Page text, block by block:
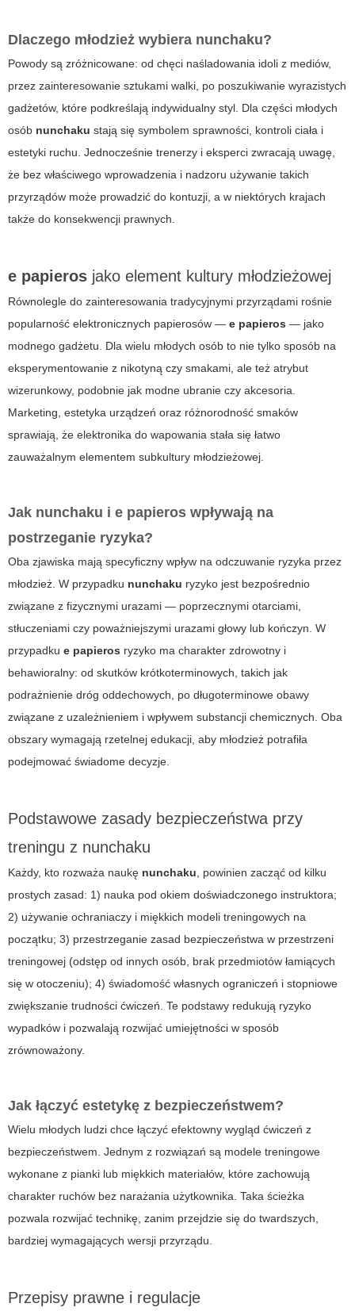
Dlaczego młodzież wybiera nunchaku?
Powody są zróżnicowane: od chęci naśladowania idoli z mediów,
przez zainteresowanie sztukami walki, po poszukiwanie wyrazistych
gadżetów, które podkreślają indywidualny styl. Dla części młodych
osób nunchaku stają się symbolem sprawności, kontroli ciała i
estetyki ruchu. Jednocześnie trenerzy i eksperci zwracają uwagę,
że bez właściwego wprowadzenia i nadzoru używanie takich
przyrządów może prowadzić do kontuzji, a w niektórych krajach
także do konsekwencji prawnych.
e papieros jako element kultury młodzieżowej
Równolegle do zainteresowania tradycyjnymi przyrządami rośnie
popularność elektronicznych papierosów — e papieros — jako
modnego gadżetu. Dla wielu młodych osób to nie tylko sposób na
eksperymentowanie z nikotyną czy smakami, ale też atrybut
wizerunkowy, podobnie jak modne ubranie czy akcesoria.
Marketing, estetyka urządzeń oraz różnorodność smaków
sprawiają, że elektronika do wapowania stała się łatwo
zauważalnym elementem subkultury młodzieżowej.
Jak nunchaku i e papieros wpływają na
postrzeganie ryzyka?
Oba zjawiska mają specyficzny wpływ na odczuwanie ryzyka przez
młodzież. W przypadku nunchaku ryzyko jest bezpośrednio
związane z fizycznymi urazami — poprzecznymi otarciami,
stłuczeniami czy poważniejszymi urazami głowy lub kończyn. W
przypadku e papieros ryzyko ma charakter zdrowotny i
behawioralny: od skutków krótkoterminowych, takich jak
podrażnienie dróg oddechowych, po długoterminowe obawy
związane z uzależnieniem i wpływem substancji chemicznych. Oba
obszary wymagają rzetelnej edukacji, aby młodzież potrafiła
podejmować świadome decyzje.
Podstawowe zasady bezpieczeństwa przy
treningu z nunchaku
Każdy, kto rozważa naukę nunchaku, powinien zacząć od kilku
prostych zasad: 1) nauka pod okiem doświadczonego instruktora;
2) używanie ochraniaczy i miękkich modeli treningowych na
początku; 3) przestrzeganie zasad bezpieczeństwa w przestrzeni
treningowej (odstęp od innych osób, brak przedmiotów łamiących
się w otoczeniu); 4) świadomość własnych ograniczeń i stopniowe
zwiększanie trudności ćwiczeń. Te podstawy redukują ryzyko
wypadków i pozwalają rozwijać umiejętności w sposób
zrównoważony.
Jak łączyć estetykę z bezpieczeństwem?
Wielu młodych ludzi chce łączyć efektowny wygląd ćwiczeń z
bezpieczeństwem. Jednym z rozwiązań są modele treningowe
wykonane z pianki lub miękkich materiałów, które zachowują
charakter ruchów bez narażania użytkownika. Taka ścieżka
pozwala rozwijać technikę, zanim przejdzie się do twardszych,
bardziej wymagających wersji przyrządu.
Przepisy prawne i regulacje